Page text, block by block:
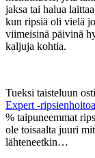
jaksa tai halua
kun ripsiä oli vielä
viimeisinä päivinä
kaljuja kohtia.
Tueksi taisteluun
Expert -
% taipuneemmat
ole toisaalta juuri
lähteneetkin…